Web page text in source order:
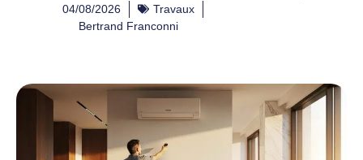
04/08/2026
Travaux
Bertrand Franconni